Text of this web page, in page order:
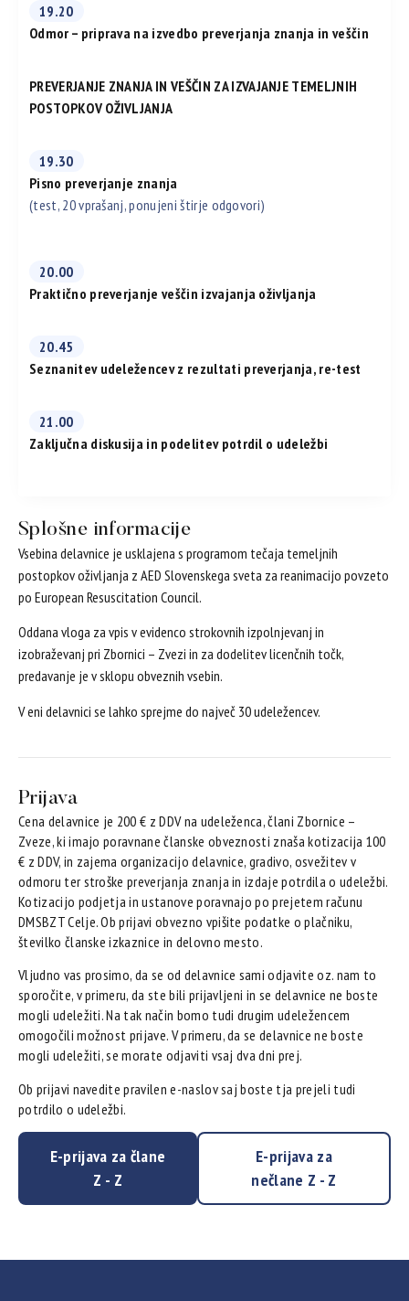
19.20
Odmor – priprava na izvedbo preverjanja znanja in veščin
PREVERJANJE ZNANJA IN VEŠČIN ZA IZVAJANJE TEMELJNIH
POSTOPKOV OŽIVLJANJA
19.30
Pisno preverjanje znanja
(test, 20 vprašanj, ponujeni štirje odgovori)
20.00
Praktično preverjanje veščin izvajanja oživljanja
20.45
Seznanitev udeležencev z rezultati preverjanja, re-test
21.00
Zaključna diskusija in podelitev potrdil o udeležbi
Splošne informacije
Vsebina delavnice je usklajena s programom tečaja temeljnih
postopkov oživljanja z AED Slovenskega sveta za reanimacijo povzeto
po European Resuscitation Council.
Oddana vloga za vpis v evidenco strokovnih izpolnjevanj in
izobraževanj pri Zbornici – Zvezi in za dodelitev licenčnih točk,
predavanje je v sklopu obveznih vsebin.
V eni delavnici se lahko sprejme do največ 30 udeležencev.
Prijava
Cena delavnice je 200 € z DDV na udeleženca, člani Zbornice –
Zveze, ki imajo poravnane članske obveznosti znaša kotizacija 100
€ z DDV, in zajema organizacijo delavnice, gradivo, osvežitev v
odmoru ter stroške preverjanja znanja in izdaje potrdila o udeležbi.
Kotizacijo podjetja in ustanove poravnajo po prejetem računu
DMSBZT Celje. Ob prijavi obvezno vpišite podatke o plačniku,
številko članske izkaznice in delovno mesto.
Vljudno vas prosimo, da se od delavnice sami odjavite oz. nam to
sporočite, v primeru, da ste bili prijavljeni in se delavnice ne boste
mogli udeležiti. Na tak način bomo tudi drugim udeležencem
omogočili možnost prijave. V primeru, da se delavnice ne boste
mogli udeležiti, se morate odjaviti vsaj dva dni prej.
Ob prijavi navedite pravilen e-naslov saj boste tja prejeli tudi
potrdilo o udeležbi.
E-prijava za člane
Z - Z
E-prijava za
nečlane Z - Z